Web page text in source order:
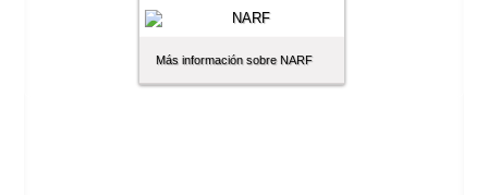
Más información sobre NARF